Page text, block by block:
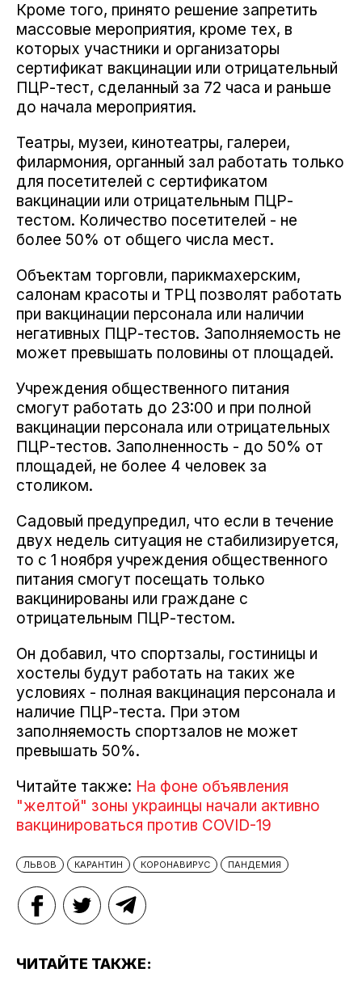
Кроме того, принято решение запретить
массовые мероприятия, кроме тех, в
которых участники и организаторы
сертификат вакцинации или отрицательный
ПЦР-тест, сделанный за 72 часа и раньше
до начала мероприятия.
Театры, музеи, кинотеатры, галереи,
филармония, органный зал работать только
для посетителей с сертификатом
вакцинации или отрицательным ПЦР-
тестом. Количество посетителей - не
более 50% от общего числа мест.
Объектам торговли, парикмахерским,
салонам красоты и ТРЦ позволят работать
при вакцинации персонала или наличии
негативных ПЦР-тестов. Заполняемость не
может превышать половины от площадей.
Учреждения общественного питания
смогут работать до 23:00 и при полной
вакцинации персонала или отрицательных
ПЦР-тестов. Заполненность - до 50% от
площадей, не более 4 человек за
столиком.
Садовый предупредил, что если в течение
двух недель ситуация не стабилизируется,
то с 1 ноября учреждения общественного
питания смогут посещать только
вакцинированы или граждане с
отрицательным ПЦР-тестом.
Он добавил, что спортзалы, гостиницы и
хостелы будут работать на таких же
условиях - полная вакцинация персонала и
наличие ПЦР-теста. При этом
заполняемость спортзалов не может
превышать 50%.
Читайте также: На фоне объявления
"желтой" зоны украинцы начали активно
вакцинироваться против COVID-19
ЛЬВОВ КАРАНТИН КОРОНАВИРУС ПАНДЕМИЯ
ЧИТАЙТЕ ТАКЖЕ: